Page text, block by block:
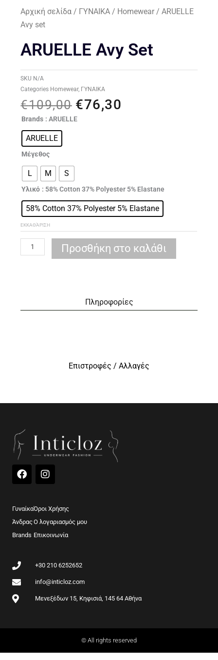
Αρχική σελίδα / ΓΥΝΑΙΚΑ / Homewear / ARUELLE
Avy set
ARUELLE Avy Set
SKU N/A
Categories Homewear, ΓΥΝΑΙΚΑ
€109,00 Original
price
was:
€76,30
Brands : ARUELLE
ARUELLE
Μέγεθος
L M S
Υλικό : 58% Cotton 37% Polyester 5% Elastane
58% Cotton 37% Polyester 5% Elastane
ΕΚΚΑΘΆΡΙΣΗ
ARUELLE
set
ποσότητα
Προσθήκη στο καλάθι
Πληροφορίες
Επιστροφές / Αλλαγές
F
a
b
o
o
k
I
n
a
g
r
a
Γυναίκα
Άνδρας
Brands
Όροι Χρήσης
Ο λογαριασμός μου
Επικοινωνία
+30 210 6252652
info@inticloz.com
Μενεξέδων 15, Κηφισιά, 145 64 Αθήνα
© All rights reserved